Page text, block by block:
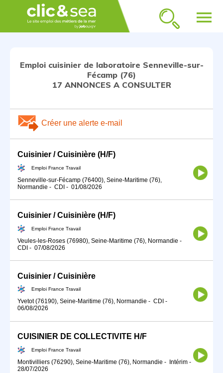
menu
Emploi cuisinier de laboratoire Senneville-sur-
Fécamp (76)
17 ANNONCES A CONSULTER
Créer une alerte e-mail
Cuisinier / Cuisinière (H/F)
Emploi France Travail
Senneville-sur-Fécamp (76400), Seine-Maritime (76),
Normandie - CDI - 01/08/2026
Cuisinier / Cuisinière (H/F)
Emploi France Travail
Veules-les-Roses (76980), Seine-Maritime (76), Normandie -
CDI - 07/08/2026
Cuisinier / Cuisinière
Emploi France Travail
Yvetot (76190), Seine-Maritime (76), Normandie - CDI -
06/08/2026
CUISINIER DE COLLECTIVITE H/F
Emploi France Travail
Montivilliers (76290), Seine-Maritime (76), Normandie - Intérim -
28/07/2026